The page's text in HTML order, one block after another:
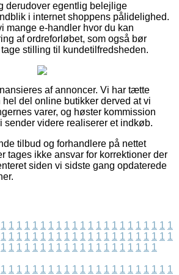
derudover egentlig belejlige
i internet shoppens pålidelighed.
mange e-handler hvor du kan
af ordreforløbet, som også bør
stilling til kundetilfredsheden.
af annoncer. Vi har tætte
del online butikker derved at vi
varer, og høster kommission
sender videre realiserer et indkøb.
tilbud og forhandlere på nettet
tages ikke ansvar for korrektioner der
siden vi sidste gang opdaterede
1 1 1 1 1 1 1 1 1 1 1 1 1 1 1 1 1 1 1 1 1 1
1 1 1 1 1 1 1 1 1 1 1 1 1 1 1 1 1 1 1 1 1 1
1 1 1 1 1 1 1 1 1 1 1 1 1 1 1 1 1 1 1 1
1 1 1 1 1 1 1 1 1 1 1 1 1 1 1 1 1 1 1 1 1 1